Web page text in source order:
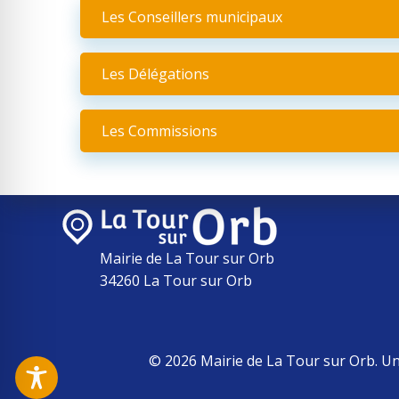
Les Conseillers municipaux
Les Délégations
Les Commissions
Mairie de La Tour sur Orb
34260 La Tour sur Orb
© 2026 Mairie de La Tour sur Orb.